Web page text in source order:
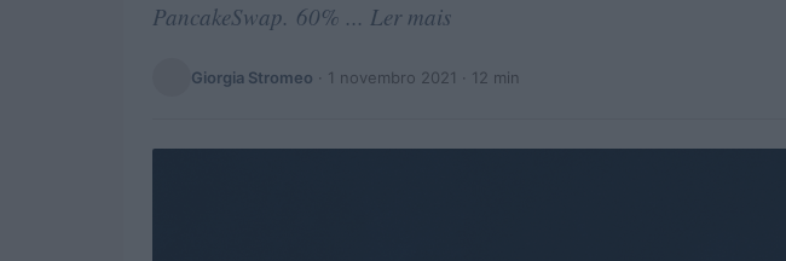
PancakeSwap. 60% ... Ler mais
Giorgia Stromeo · 1 novembro 2021 · 12 min